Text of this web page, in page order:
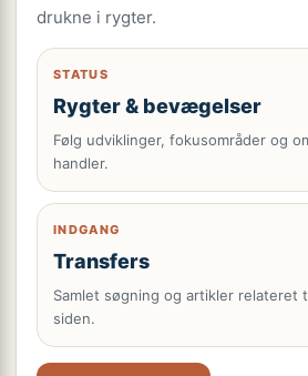
drukne i rygter.
STATUS
Rygter & bevægelser
Følg udviklinger, fokusområder og
handler.
INDGANG
Transfers
Samlet søgning og artikler relateret
siden.